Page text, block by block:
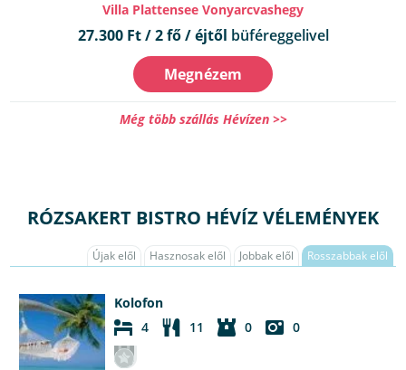
Villa Plattensee Vonyarcvashegy
27.300 Ft / 2 fő / éjtől büféreggelivel
Megnézem
Még több szállás Hévízen >>
RÓZSAKERT BISTRO HÉVÍZ VÉLEMÉNYEK
Újak elől Hasznosak elől Jobbak elől Rosszabbak elől
Kolofon
4
11 0 0